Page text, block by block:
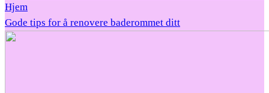
Hjem
Gode tips for å renovere baderommet ditt